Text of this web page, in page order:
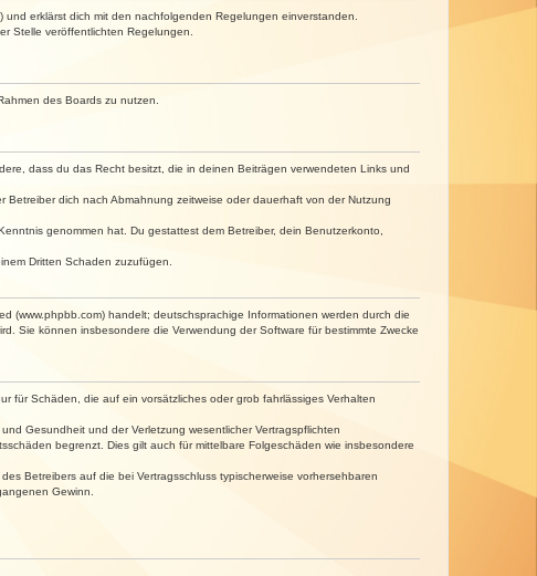
und erklärst dich mit den nachfolgenden Regelungen einverstanden.
Stelle veröffentlichten Regelungen.
des Boards zu nutzen.
dass du das Recht besitzt, die in deinen Beiträgen verwendeten Links und
dich nach Abmahnung zeitweise oder dauerhaft von der Nutzung
genommen hat. Du gestattest dem Betreiber, dein Benutzerkonto,
Dritten Schaden zuzufügen.
(www.phpbb.com) handelt; deutschsprachige Informationen werden durch die
Sie können insbesondere die Verwendung der Software für bestimmte Zwecke
für Schäden, die auf ein vorsätzliches oder grob fahrlässiges Verhalten
Gesundheit und der Verletzung wesentlicher Vertragspflichten
begrenzt. Dies gilt auch für mittelbare Folgeschäden wie insbesondere
Betreibers auf die bei Vertragsschluss typischerweise vorhersehbaren
Gewinn.